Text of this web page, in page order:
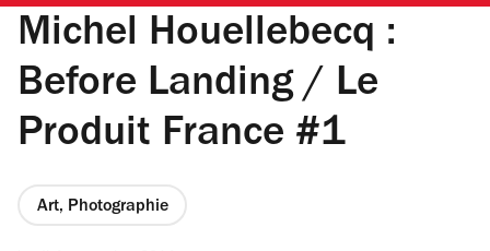
Michel Houellebecq :
Before Landing / Le
Produit France #1
Art, Photographie